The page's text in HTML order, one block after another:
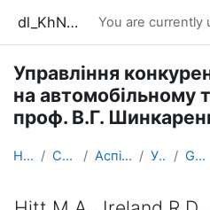
dl_KhNADU You are currently
Управління
на автомобільному
проф. В.Г.
Home Courses Аспірантура УК_АТ General